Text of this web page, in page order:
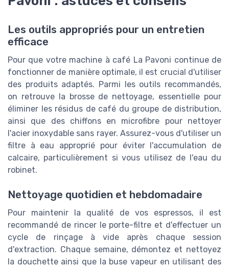
Les outils appropriés pour un entretien
efficace
Pour que votre machine à café La Pavoni continue de
fonctionner de manière optimale, il est crucial d'utiliser
des produits adaptés. Parmi les outils recommandés,
on retrouve la brosse de nettoyage, essentielle pour
éliminer les résidus de café du groupe de distribution,
ainsi que des chiffons en microfibre pour nettoyer
l'acier inoxydable sans rayer. Assurez-vous d'utiliser un
filtre à eau approprié pour éviter l'accumulation de
calcaire, particulièrement si vous utilisez de l'eau du
robinet.
Nettoyage quotidien et hebdomadaire
Pour maintenir la qualité de vos espressos, il est
recommandé de rincer le porte-filtre et d'effectuer un
cycle de rinçage à vide après chaque session
d'extraction. Chaque semaine, démontez et nettoyez
la douchette ainsi que la buse vapeur en utilisant des